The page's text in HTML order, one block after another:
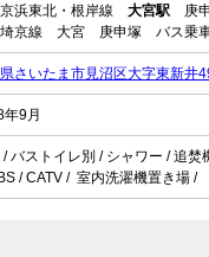
京浜東北・根岸線 大宮駅 庚
埼京線 大宮 庚申塚 バス乗
さいたま市見沼区大字東新井
年9月
/ バストイレ別 / シャワー / 追
/ CATV / 室内洗濯機置き場 /